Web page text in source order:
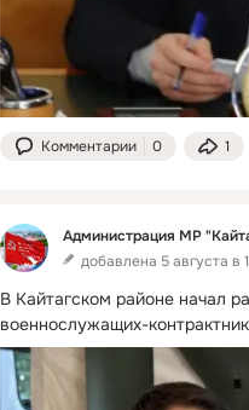
Комментарии 0 1
Администрация МР
добавлена 5 августа в
В Кайтагском районе начал
военнослужащих-